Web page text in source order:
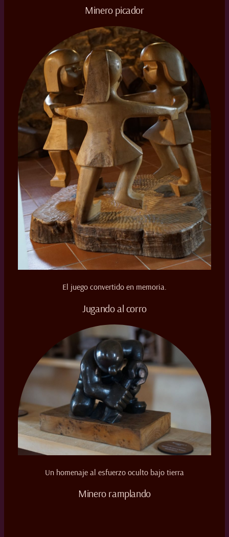
Minero picador
El juego convertido en memoria.
Jugando al corro
Un homenaje al esfuerzo oculto bajo tierra
Minero ramplando